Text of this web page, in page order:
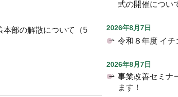
本部の解散について（5
式の開催につい
2026年8月7日
令和８年度 イ
2026年8月7日
事業改善セミナ
ます！